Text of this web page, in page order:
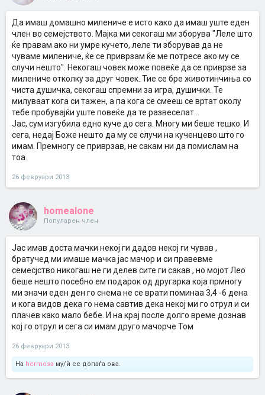
Да имаш домашно милениче е исто како да имаш уште еден
член во семејството. Мајка ми секогаш ми зборува "Леле што
ќе правам ако ни умре кучето, леле ти зборував да не
чуваме милениче, ќе се приврзам ќе ме потресе ако му се
случи нешто". Некогаш човек може повеќе да се приврзе за
милениче отколку за друг човек. Тие се бре животинчиња со
чиста душичка, секогаш спремни за игра, душички. Те
милуваат кога си тажен, а па кога се смееш се вртат околу
тебе пробувајќи уште повеќе да те развеселат...
Јас, сум изгубила едно куче до сега. Многу ми беше тешко. И
сега, недај Боже нешто да му се случи на кученцево што го
имам. Премногу се приврзав, не сакам ни да помислам на
тоа.
26 февруари 2013
homealone
Популарен член
Јас имав доста мачки некој ги дадов некој ги чував ,
братучед ми имаше мачка јас мачор и си правевме
семесјство никогаш не ги делев сите ги сакав , но мојот Лео
беше нешто посебно ем подарок од другарка која прмногу
ми значи еден ден го снема не се врати поминаа 3,4 -6 дена
и кога видов дека го нема савтив дека некој ми го отрул и си
плачев како мало бебе. И на крај после долго време дознав
кој го отрул и сега си имам друго мачорче Том
26 февруари 2013
На hermosa му/ѝ се допаѓа ова.